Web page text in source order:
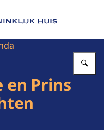
van Het Koninklijk Huis
en Prins